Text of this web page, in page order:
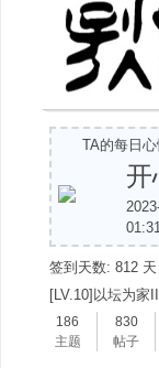
TA的每日心
开
签到天数: 812 天
[LV.10]以坛为家III
186
主题
830
帖子